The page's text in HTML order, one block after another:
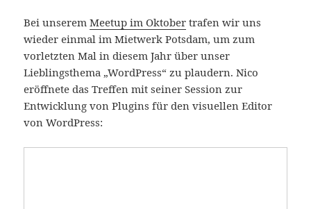
Bei unseremMeetup im Oktober trafen wir uns
wieder einmal im Mietwerk Potsdam, um zum
vorletzten Mal in diesem Jahr über unser
Lieblingsthema „WordPress“ zu plaudern. Nico
eröffnete das Treffen mit seiner Session zur
Entwicklung von Plugins für den visuellen Editor
von WordPress: